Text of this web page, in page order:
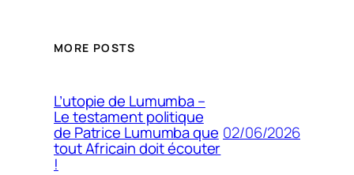
MORE POSTS
L’utopie de Lumumba –
Le testament politique
de Patrice Lumumba que
tout Africain doit écouter
!
02/06/2026